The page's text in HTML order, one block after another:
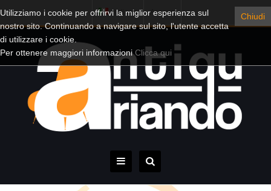
Italiano Account Chiudi
Utilizziamo i cookie per offrirvi la miglior esperienza sul
nostro sito. Continuando a navigare sul sito, l'utente accetta
di utilizzare i cookie.
Per ottenere maggiori informazioniClicca qui